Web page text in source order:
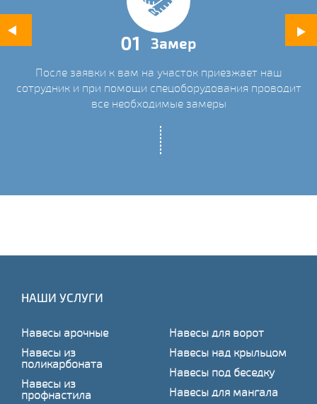
01 Замер
После заявки к вам на участок приезжает наш
сотрудник и при помощи спецоборудования проводит
все необходимые замеры
НАШИ УСЛУГИ
Навесы арочные
Навесы из
поликарбоната
Навесы из
профнастила
Навесы для ворот
Навесы над крыльцом
Навесы под беседку
Навесы для мангала